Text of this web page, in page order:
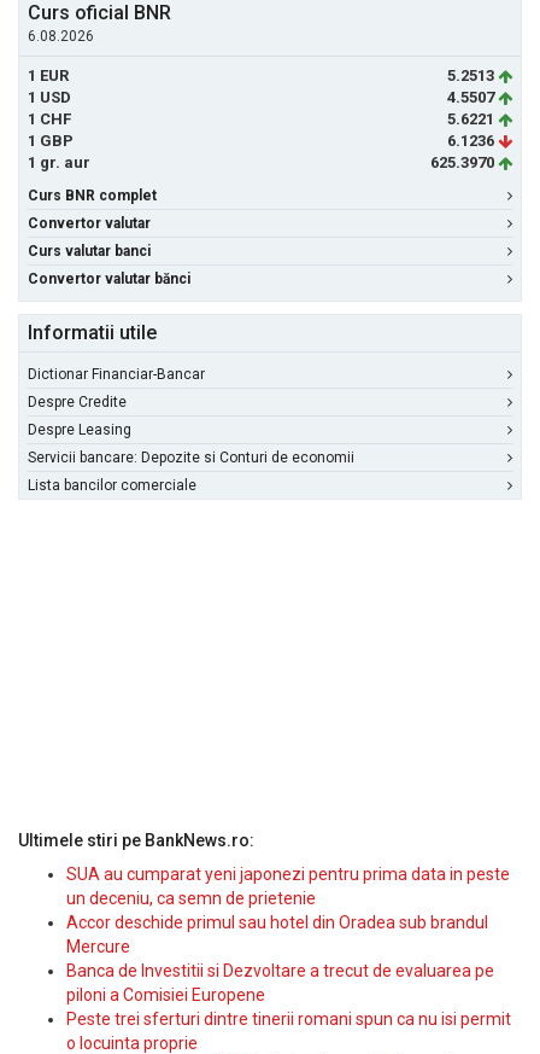
Curs oficial BNR
6.08.2026
1 EUR
5.2513
1 USD
4.5507
1 CHF
5.6221
1 GBP
6.1236
1 gr. aur
625.3970
Curs BNR complet
Convertor valutar
Curs valutar banci
Convertor valutar bănci
Informatii utile
Dictionar Financiar-Bancar
Despre Credite
Despre Leasing
Servicii bancare: Depozite si Conturi de economii
Lista bancilor comerciale
Ultimele stiri pe BankNews.ro:
SUA au cumparat yeni japonezi pentru prima data in peste
un deceniu, ca semn de prietenie
Accor deschide primul sau hotel din Oradea sub brandul
Mercure
Banca de Investitii si Dezvoltare a trecut de evaluarea pe
piloni a Comisiei Europene
Peste trei sferturi dintre tinerii romani spun ca nu isi permit
o locuinta proprie